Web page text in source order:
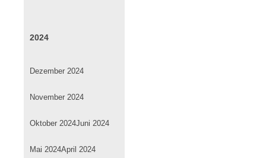
2024
Dezember 2024
November 2024
Oktober 2024Juni 2024
Mai 2024April 2024